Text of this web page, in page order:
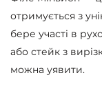
отримується з
бере участі в
або стейк з
можна уявити.